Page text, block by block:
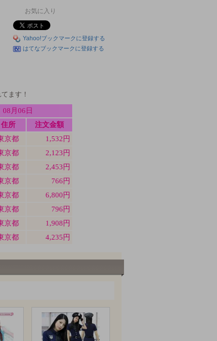
お気に入り
Yahoo!ブックマークに登録する
はてなブックマークに登録する
ます！